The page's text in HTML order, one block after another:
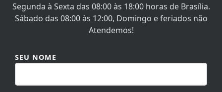
Segunda à Sexta das 08:00 às 18:00 horas de Brasília.
Sábado das 08:00 às 12:00, Domingo e feriados não
Atendemos!
SEU NOME